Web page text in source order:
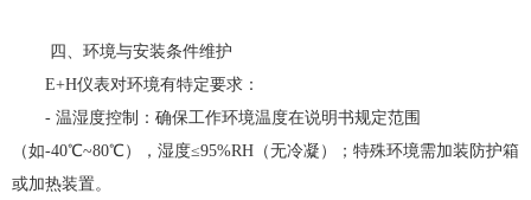
四、环境与安装条件维护
E+H仪表对环境有特定要求：
- 温湿度控制：确保工作环境温度在说明书规定范围
（如-40℃~80℃），湿度≤95%RH（无冷凝）；特殊环境需加装防护箱
或加热装置。